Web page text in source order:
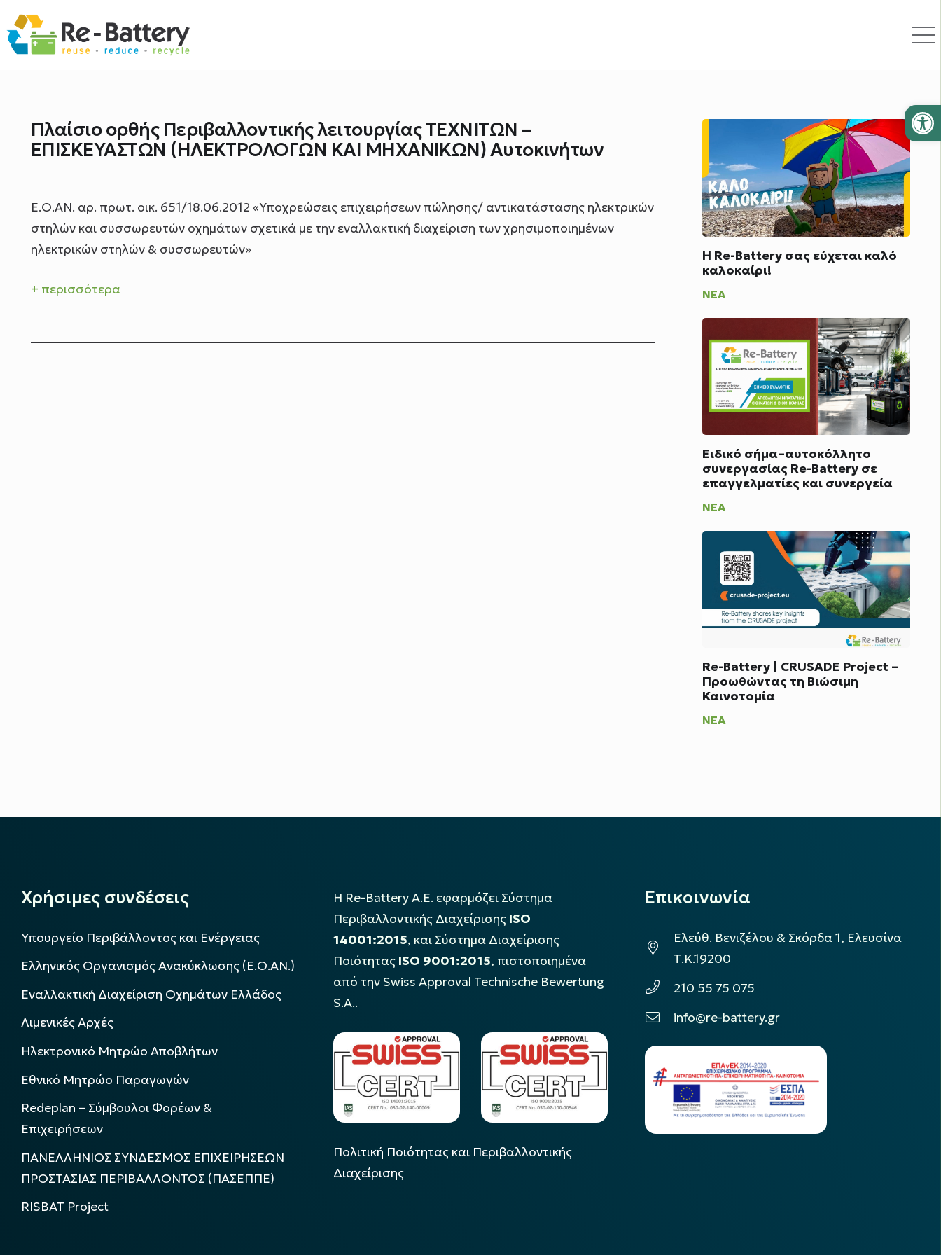
Πλαίσιο ορθής Περιβαλλοντικής λειτουργίας ΤΕΧΝΙΤΩΝ –
ΕΠΙΣΚΕΥΑΣΤΩΝ (ΗΛΕΚΤΡΟΛΟΓΩΝ ΚΑΙ ΜΗΧΑΝΙΚΩΝ) Αυτοκινήτων
Ε.Ο.ΑΝ. αρ. πρωτ. οικ. 651/18.06.2012 «Υποχρεώσεις επιχειρήσεων πώλησης/ αντικατάστασης ηλεκτρικών
στηλών και συσσωρευτών οχημάτων σχετικά με την εναλλακτική διαχείριση των χρησιμοποιημένων
ηλεκτρικών στηλών & συσσωρευτών»
+ περισσότερα
Η Re-Battery σας εύχεται καλό
καλοκαίρι!
ΝΈΑ
Ειδικό σήμα–αυτοκόλλητο
συνεργασίας Re-Battery σε
επαγγελματίες και συνεργεία
ΝΈΑ
Re-Battery | CRUSADE Project –
Προωθώντας τη Βιώσιμη
Καινοτομία
ΝΈΑ
Χρήσιμες συνδέσεις
Υπουργείο Περιβάλλοντος και Ενέργειας
Ελληνικός Οργανισμός Ανακύκλωσης (Ε.Ο.ΑΝ.)
Εναλλακτική Διαχείριση Οχημάτων Ελλάδος
Λιμενικές Αρχές
Ηλεκτρονικό Μητρώο Αποβλήτων
Εθνικό Μητρώο Παραγωγών
Redeplan – Σύμβουλοι Φορέων &
Επιχειρήσεων
ΠΑΝΕΛΛΗΝΙΟΣ ΣΥΝΔΕΣΜΟΣ ΕΠΙΧΕΙΡΗΣΕΩΝ
ΠΡΟΣΤΑΣΙΑΣ ΠΕΡΙΒΑΛΛΟΝΤΟΣ (ΠΑΣΕΠΠΕ)
RISBAT Project
Η Re-Battery Α.Ε. εφαρμόζει Σύστημα
Περιβαλλοντικής Διαχείρισης ISO
14001:2015, και Σύστημα Διαχείρισης
Ποιότητας ISO 9001:2015, πιστοποιημένα
από την Swiss Approval Technische Bewertung
S.A..
Πολιτική Ποιότητας και Περιβαλλοντικής
Διαχείρισης
Επικοινωνία
Ελεύθ. Βενιζέλου & Σκόρδα 1, Ελευσίνα
Τ.Κ.19200
210 55 75 075
info@re-battery.gr